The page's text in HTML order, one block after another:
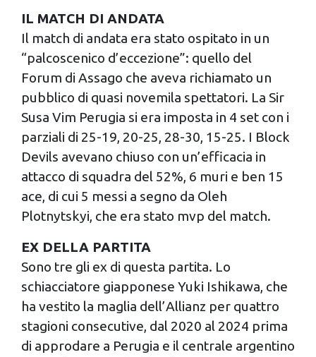
IL MATCH DI ANDATA
Il match di andata era stato ospitato in un
“palcoscenico d’eccezione”: quello del
Forum di Assago che aveva richiamato un
pubblico di quasi novemila spettatori. La Sir
Susa Vim Perugia si era imposta in 4 set con i
parziali di 25-19, 20-25, 28-30, 15-25. I Block
Devils avevano chiuso con un’efficacia in
attacco di squadra del 52%, 6 muri e ben 15
ace, di cui 5 messi a segno da Oleh
Plotnytskyi, che era stato mvp del match.
EX DELLA PARTITA
Sono tre gli ex di questa partita. Lo
schiacciatore giapponese Yuki Ishikawa, che
ha vestito la maglia dell’Allianz per quattro
stagioni consecutive, dal 2020 al 2024 prima
di approdare a Perugia e il centrale argentino